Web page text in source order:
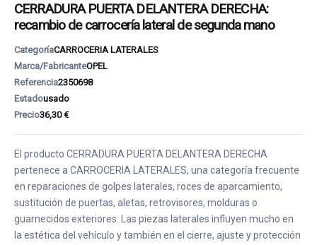
CERRADURA PUERTA DELANTERA DERECHA:
recambio de carrocería lateral de segunda mano
CategoríaCARROCERIA LATERALES
Marca/FabricanteOPEL
Referencia2350698
Estadousado
Precio36,30 €
El producto CERRADURA PUERTA DELANTERA DERECHA
pertenece a CARROCERIA LATERALES, una categoría frecuente
en reparaciones de golpes laterales, roces de aparcamiento,
sustitución de puertas, aletas, retrovisores, molduras o
guarnecidos exteriores. Las piezas laterales influyen mucho en
la estética del vehículo y también en el cierre, ajuste y protección